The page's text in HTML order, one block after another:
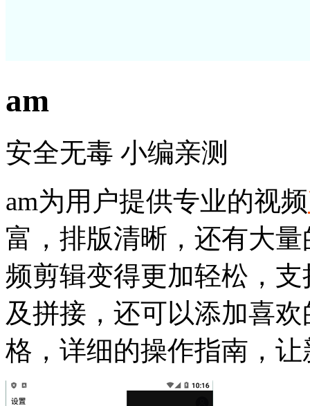
am
安全无毒 小编亲测
am为用户提供专业的视频
富，排版清晰，还有大
频剪辑变得更加轻松，
及拼接，还可以添加喜欢
格，详细的操作指南，